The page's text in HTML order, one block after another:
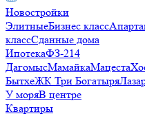
Новостройки
ЭлитныеБизнес класс
классСданные дома
ИпотекаФЗ-214
ДагомысМамайкаМацеста
БытхеЖК Три Богатыря
У моряВ центре
Квартиры